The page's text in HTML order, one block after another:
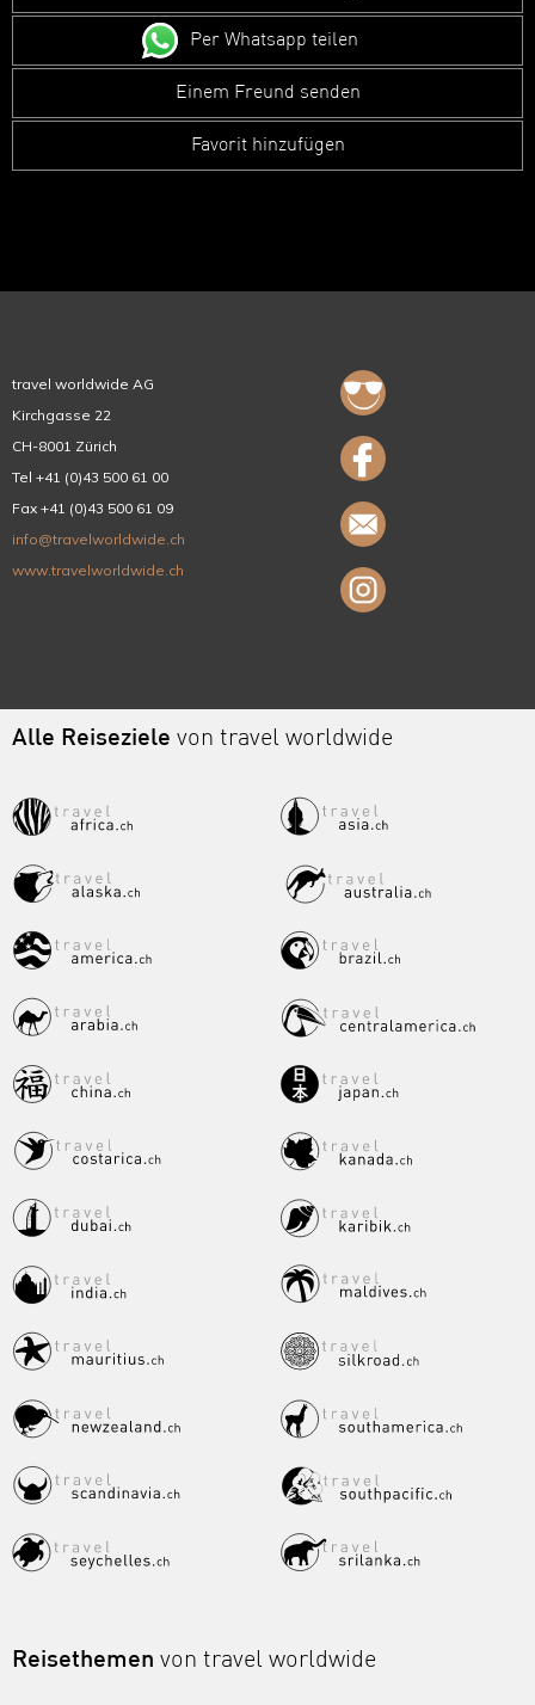
Per Whatsapp teilen
Einem Freund senden
Favorit hinzufügen
travel worldwide AG
Kirchgasse 22
CH-8001 Zürich
Tel +41 (0)43 500 61 00
Fax +41 (0)43 500 61 09
info@travelworldwide.ch
www.travelworldwide.ch
Alle Reiseziele von travel worldwide
Reisethemen von travel worldwide